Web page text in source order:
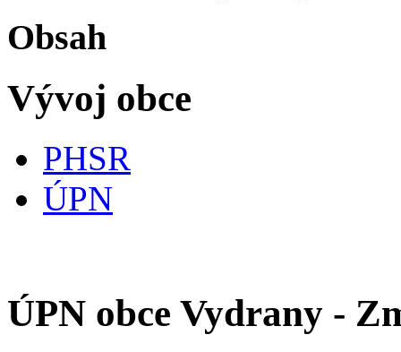
Obsah
Vývoj obce
PHSR
ÚPN
ÚPN obce Vydrany -